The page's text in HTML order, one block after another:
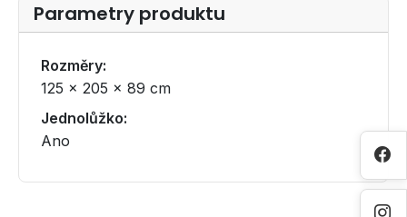
Parametry produktu
Rozměry:
125 × 205 × 89 cm
Jednolůžko:
Ano